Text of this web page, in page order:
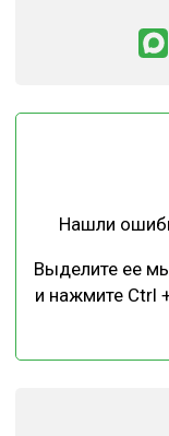
Нашли
Выделите ее
и нажмите Ctrl